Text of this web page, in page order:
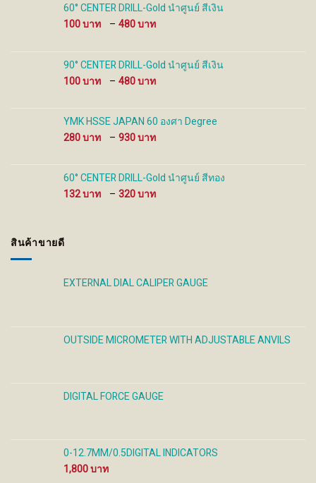
product
60° CENTER DRILL-Gold นำศูนย์ สีเงิน
100
– 480
100 ฿
through
480 ฿
90° CENTER DRILL-Gold นำศูนย์ สีเงิน
100
– 480
100 ฿
through
YMK HSSE JAPAN 60 องศา Degree
280
– 930
280 ฿
through
930 ฿
60° CENTER DRILL-Gold นำศูนย์ สีทอง
132
– 320
สินค้าขายดี
EXTERNAL DIAL CALIPER GAUGE
OUTSIDE MICROMETER WITH ADJUSTABLE ANVILS
DIGITAL FORCE GAUGE
0-12.7MM/0.5DIGITAL INDICATORS
1,800